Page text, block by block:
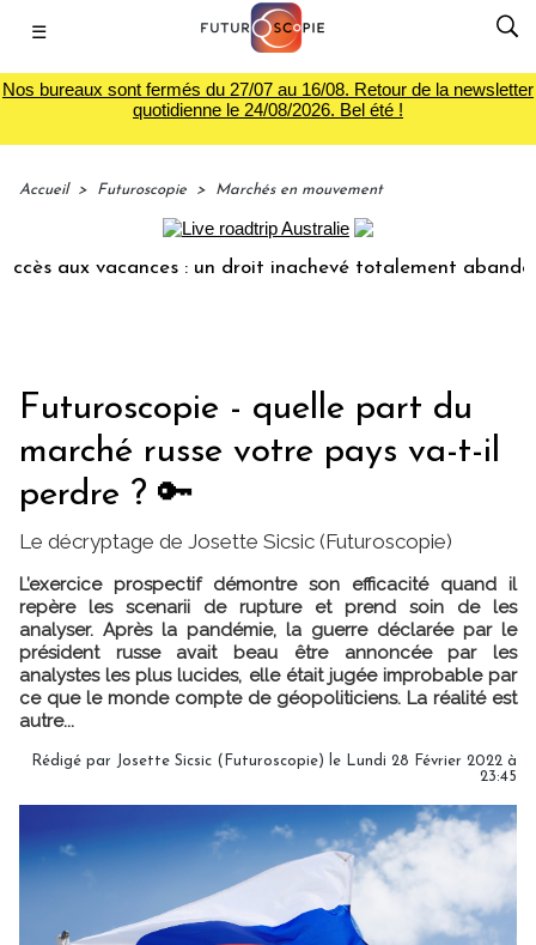
☰
Nos bureaux sont fermés du 27/07 au 16/08. Retour de la newsletter
quotidienne le 24/08/2026. Bel été !
Accueil > Futuroscopie > Marchés en mouvement
vacances : un droit inachevé totalement abandonné par
Futuroscopie - quelle part du
marché russe votre pays va-t-il
perdre ? 🔑
Le décryptage de Josette Sicsic (Futuroscopie)
L’exercice prospectif démontre son efficacité quand il
repère les scenarii de rupture et prend soin de les
analyser. Après la pandémie, la guerre déclarée par le
président russe avait beau être annoncée par les
analystes les plus lucides, elle était jugée improbable par
ce que le monde compte de géopoliticiens. La réalité est
autre...
Rédigé par Josette Sicsic (Futuroscopie) le Lundi 28 Février 2022 à
23:45